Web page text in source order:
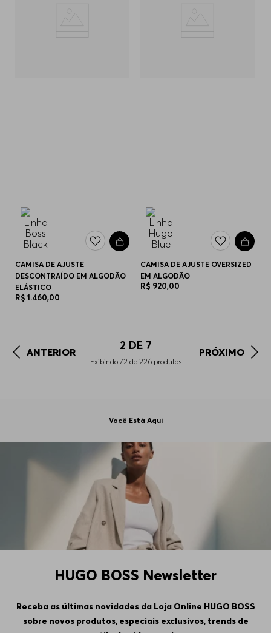
CAMISA DE AJUSTE
DESCONTRAÍDO EM ALGODÃO
ELÁSTICO
R$ 1.460,00
CAMISA DE AJUSTE OVERSIZED
EM ALGODÃO
R$ 920,00
ANTERIOR
2 DE 7
Exibindo 72 de 226produtos
PRÓXIMO
Você Está Aqui
HUGO BOSS Newsletter
Receba as últimas novidades da Loja Online HUGO BOSS
sobre novos produtos, especiais exclusivos, trends de